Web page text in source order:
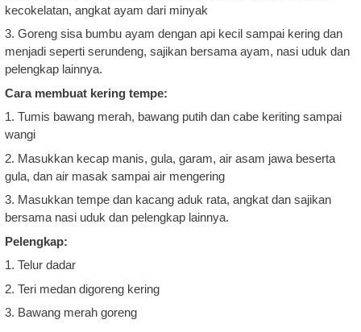
kecokelatan, angkat ayam dari minyak
3. Goreng sisa bumbu ayam dengan api kecil sampai kering dan
menjadi seperti serundeng, sajikan bersama ayam, nasi uduk dan
pelengkap lainnya.
Cara membuat kering tempe:
1. Tumis bawang merah, bawang putih dan cabe keriting sampai
wangi
2. Masukkan kecap manis, gula, garam, air asam jawa beserta
gula, dan air masak sampai air mengering
3. Masukkan tempe dan kacang aduk rata, angkat dan sajikan
bersama nasi uduk dan pelengkap lainnya.
Pelengkap:
1. Telur dadar
2. Teri medan digoreng kering
3. Bawang merah goreng